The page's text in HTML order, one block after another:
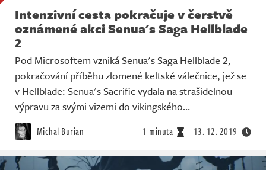
Intenzivní cesta pokračuje v čerstvě
oznámené akci Senua's Saga Hellblade
2
Pod Microsoftem vzniká Senua's Saga Hellblade 2,
pokračování příběhu zlomené keltské válečnice, jež se
v Hellblade: Senua's Sacrific vydala na strašidelnou
výpravu za svými vizemi do vikingského…
Michal Burian 1 minuta 13. 12. 2019